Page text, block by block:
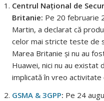
Centrul Național de
Britanie: Pe 20 februarie
Martin, a declarat că
celor mai stricte teste de
Marea Britanie și nu au
Huawei, nici nu au existat
implicată în vreo activitate
GSMA & 3GPP: Pe 24